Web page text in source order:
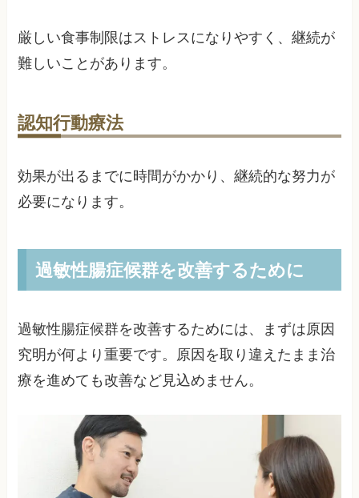
厳しい食事制限はストレスになりやすく、継続が
難しいことがあります。
認知行動療法
効果が出るまでに時間がかかり、継続的な努力が
必要になります。
過敏性腸症候群を改善するために
過敏性腸症候群を改善するためには、まずは原因
究明が何より重要です。原因を取り違えたまま治
療を進めても改善など見込めません。